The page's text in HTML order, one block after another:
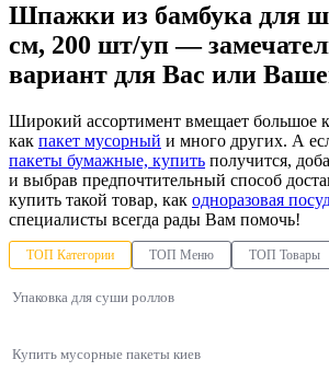
Шпажки из бамбука для
см, 200 шт/уп —
вариант для Вас или
Широкий ассортимент вмещает большое
как пакет мусорный и много других. А
пакеты бумажные, купить получится,
и выбрав предпочтительный способ
купить такой товар, как одноразовая
специалисты всегда рады Вам помочь!
ТОП Категории ТОП Меню ТОП Товары
Упаковка для суши роллов
Купить мусорные пакеты киев